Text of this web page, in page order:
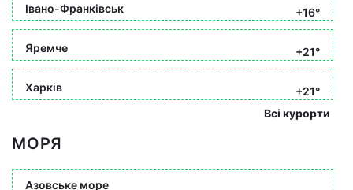
Івано-Франківськ +16°
Яремче +21°
Харків
+21°
Всі курорти
МОРЯ
Азовське море